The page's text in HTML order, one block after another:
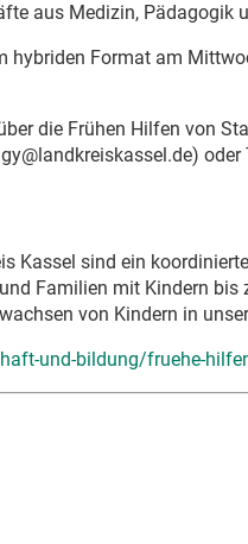
aus Medizin, Pädagogik
Format am
die Frühen Hilfen von
Kassel sind ein
Familien mit Kindern bis
von Kindern in
und-bildung/fruehe-